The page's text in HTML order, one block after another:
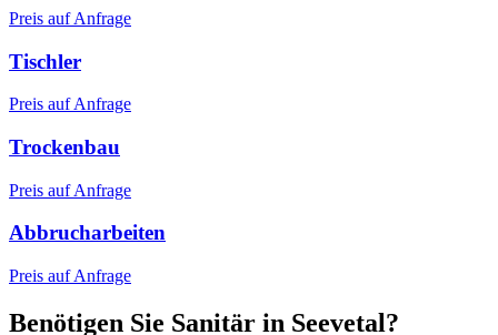
Preis auf Anfrage
Tischler
Preis auf Anfrage
Trockenbau
Preis auf Anfrage
Abbrucharbeiten
Preis auf Anfrage
Benötigen Sie Sanitär in Seevetal?